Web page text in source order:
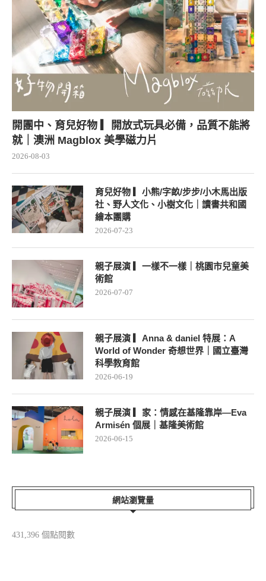
開團中、育兒好物 ▎開放式玩具必備，品質不能將
就｜澳洲 Magblox 美學磁力片
2026-08-03
育兒好物 ▎小熊/字畝/步步/小木馬出版
社、野人文化、小樹文化｜讀書共和國
繪本團購
2026-07-23
親子展演 ▎一樣不一樣｜桃園市兒童美
術館
2026-07-07
親子展演 ▎Anna & daniel 特展：A
World of Wonder 奇想世界｜國立臺灣
科學教育館
2026-06-19
親子展演 ▎家：情感在基隆靠岸—Eva
Armisén 個展｜基隆美術館
2026-06-15
網站瀏覽量
431,396 個點閱數